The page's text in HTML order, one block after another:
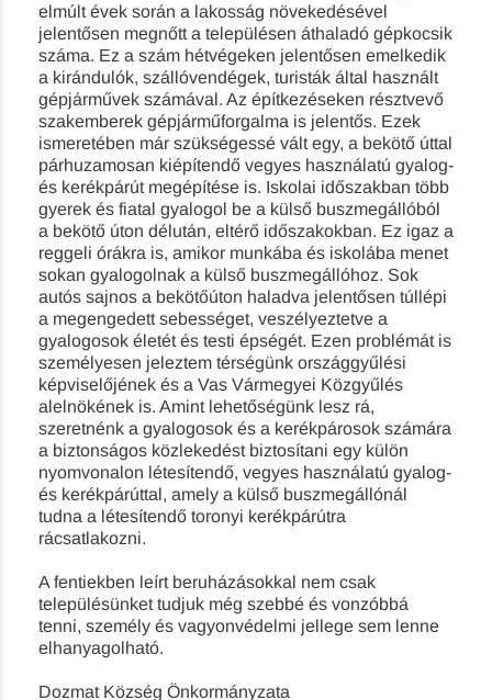
elmúlt évek során a lakosság növekedésével
jelentősen megnőtt a településen áthaladó gépkocsik
száma. Ez a szám hétvégeken jelentősen emelkedik
a kirándulók, szállóvendégek, turisták által használt
gépjárművek számával. Az építkezéseken résztvevő
szakemberek gépjárműforgalma is jelentős. Ezek
ismeretében már szükségessé vált egy, a bekötő úttal
párhuzamosan kiépítendő vegyes használatú gyalog-
és kerékpárút megépítése is. Iskolai időszakban több
gyerek és fiatal gyalogol be a külső buszmegállóból
a bekötő úton délután, eltérő időszakokban. Ez igaz a
reggeli órákra is, amikor munkába és iskolába menet
sokan gyalogolnak a külső buszmegállóhoz. Sok
autós sajnos a bekötőúton haladva jelentősen túllépi
a megengedett sebességet, veszélyeztetve a
gyalogosok életét és testi épségét. Ezen problémát is
személyesen jeleztem térségünk országgyűlési
képviselőjének és a Vas Vármegyei Közgyűlés
alelnökének is. Amint lehetőségünk lesz rá,
szeretnénk a gyalogosok és a kerékpárosok számára
a biztonságos közlekedést biztosítani egy külön
nyomvonalon létesítendő, vegyes használatú gyalog-
és kerékpárúttal, amely a külső buszmegállónál
tudna a létesítendő toronyi kerékpárútra
rácsatlakozni.
A fentiekben leírt beruházásokkal nem csak
településünket tudjuk még szebbé és vonzóbbá
tenni, személy és vagyonvédelmi jellege sem lenne
elhanyagolható.
Dozmat Község Önkormányzata